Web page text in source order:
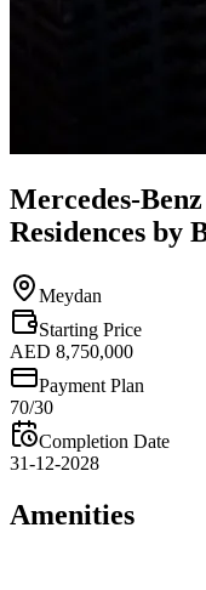
Mercedes-
Residences by
Meydan
Starting Price
AED 8,750,000
Payment Plan
70/30
Completion Date
31-12-2028
Amenities